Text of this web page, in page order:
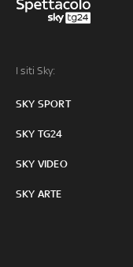
I siti Sky:
SKY SPORT
SKY TG24
SKY VIDEO
SKY ARTE